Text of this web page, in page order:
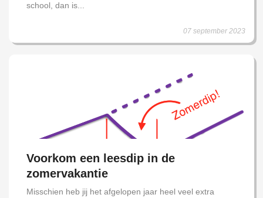
07 september 2023
school, dan is...
Voorkom een leesdip in de
zomervakantie
Misschien heb jij het afgelopen jaar heel veel extra